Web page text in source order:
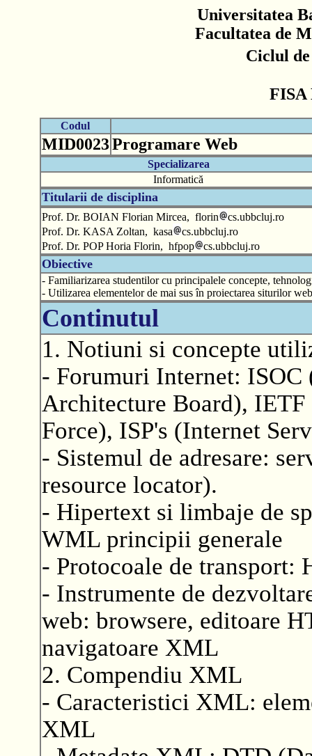
Universitatea
Facultatea de
Ciclul
FISA
Codul
MID0023Programare Web
Specializarea
Informatică
Titularii de disciplina
Prof. Dr. BOIAN Florian Mircea, florin
cs.ubbcluj.ro
Prof. Dr. KASA Zoltan, kasa
cs.ubbcluj.ro
Prof. Dr. POP Horia Florin, hfpop
cs.ubbcluj.ro
Obiective
- Familiarizarea studentilor cu principalele concepte,
- Utilizarea elementelor de mai sus în proiectarea siturilor
Continutul
1. Notiuni si concepte
- Forumuri Internet:
Architecture Board),
Force), ISP's (Internet
- Sistemul de adresare:
resource locator).
- Hipertext si limbaje de
WML principii generale
- Protocoale de transport:
- Instrumente de
web: browsere, editoare
navigatoare XML
2. Compendiu XML
- Caracteristici XML:
XML